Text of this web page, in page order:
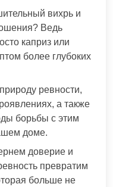
вихрь и
Ведь
каприз или
более глубоких
ревности,
а также
борьбы с этим
доме.
доверие и
превратим
больше не